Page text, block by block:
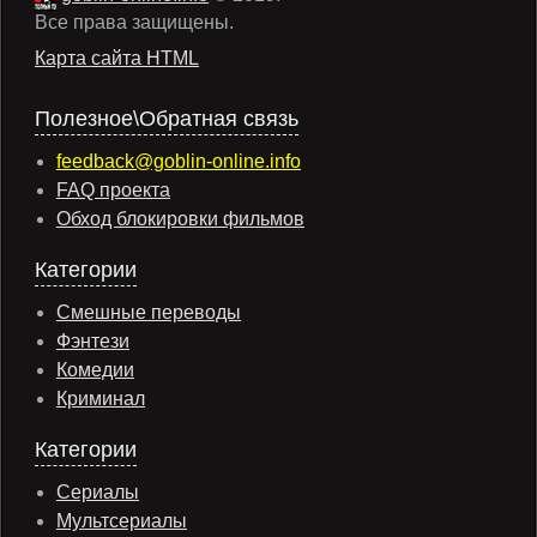
Все права защищены.
Карта сайта HTML
Полезное\Обратная связь
feedback@goblin-online.info
FAQ проекта
Обход блокировки фильмов
Категории
Смешные переводы
Фэнтези
Комедии
Криминал
Категории
Сериалы
Мультсериалы